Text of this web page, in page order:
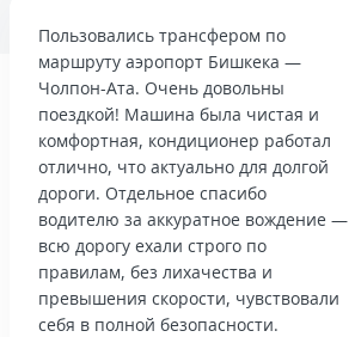
Пользовались трансфером по
маршруту аэропорт Бишкека —
Чолпон-Ата. Очень довольны
поездкой! Машина была чистая и
комфортная, кондиционер работал
отлично, что актуально для долгой
дороги. Отдельное спасибо
водителю за аккуратное вождение —
всю дорогу ехали строго по
правилам, без лихачества и
превышения скорости, чувствовали
себя в полной безопасности.